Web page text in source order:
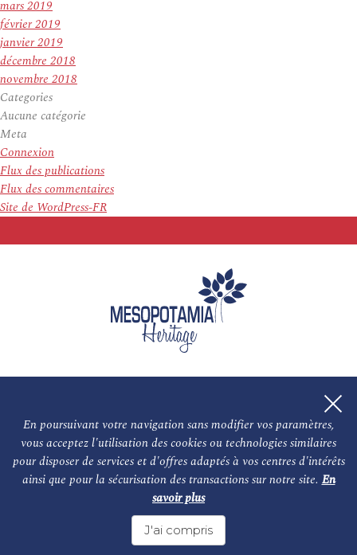
En poursuivant votre navigation sans modifier vos paramètres,
vous acceptez l'utilisation des cookies ou technologies similaires
pour disposer de services et d'offres adaptés à vos centres d'intérêts
ainsi que pour la sécurisation des transactions sur notre site.En
savoir plus
J'ai compris
mars 2019
février 2019
janvier 2019
décembre 2018
novembre 2018
Categories
Aucune catégorie
Meta
Connexion
Flux des publications
Flux des commentaires
Site de WordPress-FR
L'association NOS PARTENAIRES
Le conseil scientifique et nos experts Les auteurs
Mentions légales Nous contacter